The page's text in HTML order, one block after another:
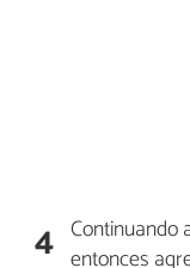
4 Continuando
entonces